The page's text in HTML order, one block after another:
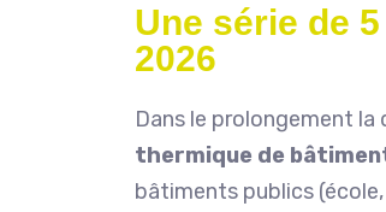
Une série de
2026
Dans le prolongement la
thermique de
bâtiments publics